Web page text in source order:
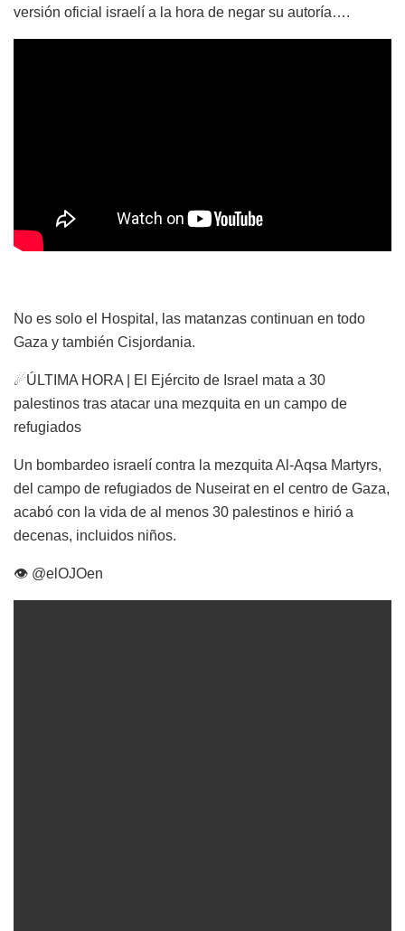
versión oficial israelí a la hora de negar su autoría….
No es solo el Hospital, las matanzas continuan en todo
Gaza y también Cisjordania.
☄ÚLTIMA HORA | El Ejército de Israel mata a 30
palestinos tras atacar una mezquita en un campo de
refugiados
Un bombardeo israelí contra la mezquita Al-Aqsa Martyrs,
del campo de refugiados de Nuseirat en el centro de Gaza,
acabó con la vida de al menos 30 palestinos e hirió a
decenas, incluidos niños.
👁 @elOJOen